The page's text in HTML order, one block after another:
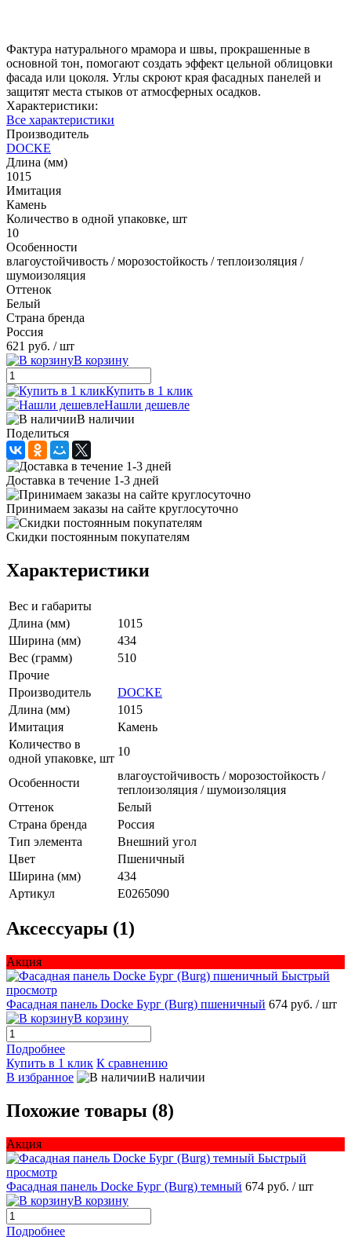
Фактура натурального мрамора и швы, прокрашенные в
основной тон, помогают создать эффект цельной облицовки
фасада или цоколя. Углы скроют края фасадных панелей и
защитят места стыков от атмосферных осадков.
Характеристики:
Все характеристики
Производитель
DOCKE
Длина (мм)
1015
Имитация
Камень
Количество в одной упаковке, шт
10
Особенности
влагоустойчивость / морозостойкость / теплоизоляция /
шумоизоляция
Оттенок
Белый
Страна бренда
Россия
621 руб. / шт
В корзину
Купить в 1 клик
Нашли дешевле
В наличии
Поделиться
Доставка в течение 1-3 дней
Принимаем заказы на сайте круглосуточно
Скидки постоянным покупателям
Характеристики
Вес и габариты
Длина (мм)
1015
Ширина (мм)
434
Вес (грамм)
510
Прочие
Производитель
DOCKE
Длина (мм)
1015
Имитация
Камень
Количество в
одной упаковке, шт
10
Особенности
влагоустойчивость / морозостойкость /
теплоизоляция / шумоизоляция
Оттенок
Белый
Страна бренда
Россия
Тип элемента
Внешний угол
Цвет
Пшеничный
Ширина (мм)
434
Артикул
E0265090
Аксессуары (1)
Акция
Быстрый
просмотр
Фасадная панель Docke Бург (Burg) пшеничный 674 руб. / шт
В корзину
Подробнее
Купить в 1 клик К сравнению
В избранное
В наличии
Похожие товары (8)
Акция
Быстрый
просмотр
Фасадная панель Docke Бург (Burg) темный 674 руб. / шт
В корзину
Подробнее